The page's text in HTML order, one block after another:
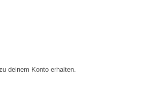
deinem Konto erhalten.